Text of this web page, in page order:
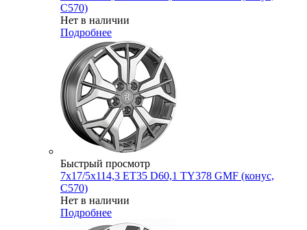
C570)
Нет в наличии
Подробнее
Быстрый просмотр
7x17/5x114,3 ET35 D60,1 TY378 GMF (конус,
C570)
Нет в наличии
Подробнее